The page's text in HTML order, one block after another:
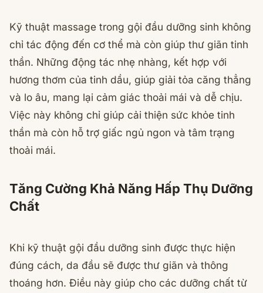
Kỹ thuật massage trong gội đầu dưỡng sinh không
chỉ tác động đến cơ thể mà còn giúp thư giãn tinh
thần. Những động tác nhẹ nhàng, kết hợp với
hương thơm của tinh dầu, giúp giải tỏa căng thẳng
và lo âu, mang lại cảm giác thoải mái và dễ chịu.
Việc này không chỉ giúp cải thiện sức khỏe tinh
thần mà còn hỗ trợ giấc ngủ ngon và tâm trạng
thoải mái.
Tăng Cường Khả Năng Hấp Thụ Dưỡng
Chất
Khi kỹ thuật gội đầu dưỡng sinh được thực hiện
đúng cách, da đầu sẽ được thư giãn và thông
thoáng hơn. Điều này giúp cho các dưỡng chất từ